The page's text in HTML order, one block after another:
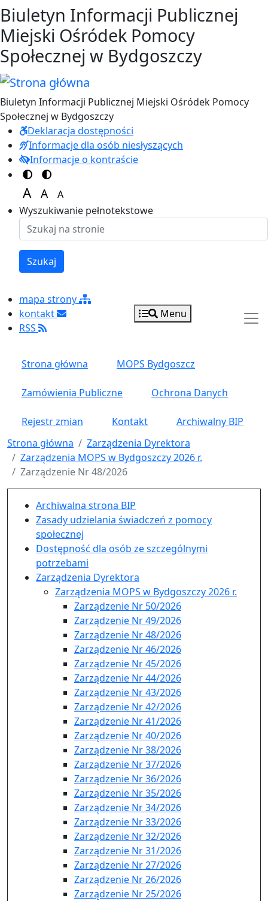
Przejdź do treści
Przejdź do menu
Biuletyn Informacji Publicznej
Miejski Ośródek Pomocy
Społecznej w Bydgoszczy
Biuletyn Informacji Publicznej Miejski Ośródek Pomocy
Społecznej w Bydgoszczy
Deklaracja dostępności
Informacje dla osób niesłyszących
Informacje o kontraście
Switch to color theme
Switch to high visibility theme
A
Set font size to 150%
A
Set font size to 125%
A
Set font size to 100%
Wyszukiwanie pełnotekstowe
Szukaj
mapa strony
kontakt
RSS
Menu
Strona główna MOPS Bydgoszcz
Zamówienia Publiczne Ochrona Danych
Rejestr zmian Kontakt
Archiwalny BIP
Strona główna
Zarządzenia Dyrektora
Zarządzenia MOPS w Bydgoszczy 2026 r.
Zarządzenie Nr 48/2026
Menu główne pionowe
Archiwalna strona BIP
Zasady udzielania świadczeń z pomocy
społecznej
Dostępność dla osób ze szczególnymi
potrzebami
Zarządzenia Dyrektora
Zarządzenia MOPS w Bydgoszczy 2026 r.
Zarządzenie Nr 50/2026
Zarządzenie Nr 49/2026
Zarządzenie Nr 48/2026
Zarządzenie Nr 46/2026
Zarządzenie Nr 45/2026
Zarządzenie Nr 44/2026
Zarządzenie Nr 43/2026
Zarządzenie Nr 42/2026
Zarządzenie Nr 41/2026
Zarządzenie Nr 40/2026
Zarządzenie Nr 38/2026
Zarządzenie Nr 37/2026
Zarządzenie Nr 36/2026
Zarządzenie Nr 35/2026
Zarządzenie Nr 34/2026
Zarządzenie Nr 33/2026
Zarządzenie Nr 32/2026
Zarządzenie Nr 31/2026
Zarządzenie Nr 27/2026
Zarządzenie Nr 26/2026
Zarządzenie Nr 25/2026